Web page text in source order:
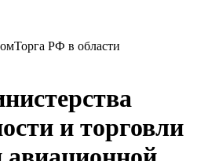
РФ в области
и торговли